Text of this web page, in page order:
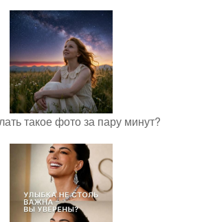
такое фото за пару минут?